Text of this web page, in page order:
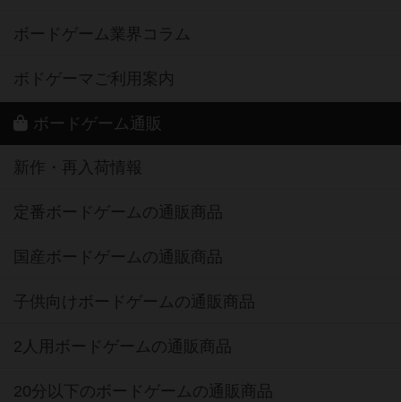
ボードゲーム業界コラム
ボドゲーマご利用案内
ボードゲーム通販
新作・再入荷情報
定番ボードゲームの通販商品
国産ボードゲームの通販商品
子供向けボードゲームの通販商品
2人用ボードゲームの通販商品
20分以下のボードゲームの通販商品